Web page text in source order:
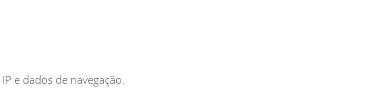
e dados de navegação.